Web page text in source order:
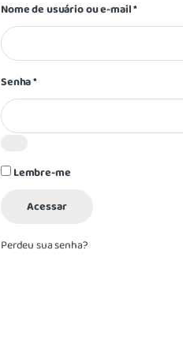
Nome de usuário ou e-mail*
Senha*
Lembre-me
Acessar
Perdeu sua senha?